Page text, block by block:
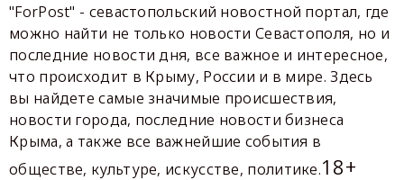
"ForPost" - севастопольский новостной портал, где
можно найти не только новости Севастополя, но и
последние новости дня, все важное и интересное,
что происходит в Крыму, России и в мире. Здесь
вы найдете самые значимые происшествия,
новости города, последние новости бизнеса
Крыма, а также все важнейшие события в
обществе, культуре, искусстве, политике.18+